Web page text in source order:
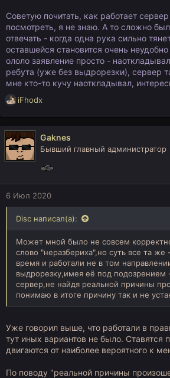
Советую почитать, как работает
посмотреть, я не знаю. А то сложно
отвечать - когда одна рука сильно
оставшейся становится очень
ололо заявление просто -
ребута (уже без выдрорезки), сервер
мне кто-то кучу наоткладывал,
Р
к
ц
и
и
iFhodx
Gaknes
Бывший главный администратор
6 Июл 2020
Disc написал(а):
Может мной было не совсем
слово "неразбериха",но суть все та
время и работали не в том
выдрорезку,имея её под подозрением
сервер,не найдя реальной причины
понимаю в итоге причину так и не
Уже говорил выше, что работали в
тут иных вариантов не было. Ставятся
двигаются от наиболее вероятного к
По поводу "реальной причины